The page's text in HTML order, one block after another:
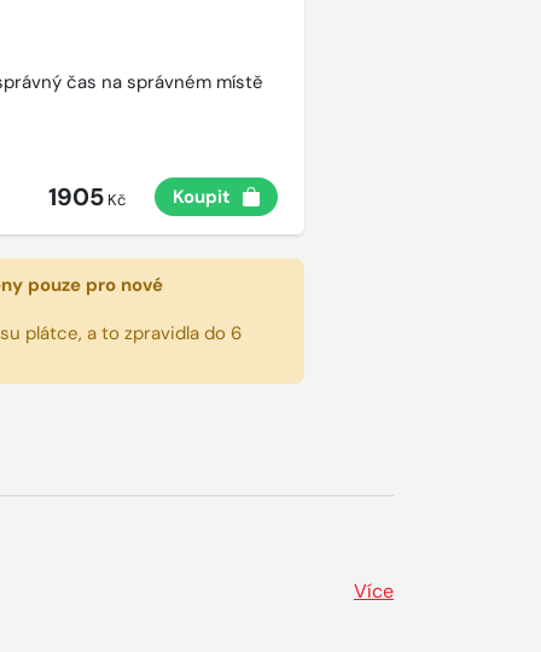
čas na správném místě
1905Kč Koupit
pouze pro nové
plátce, a to zpravidla do 6
Více